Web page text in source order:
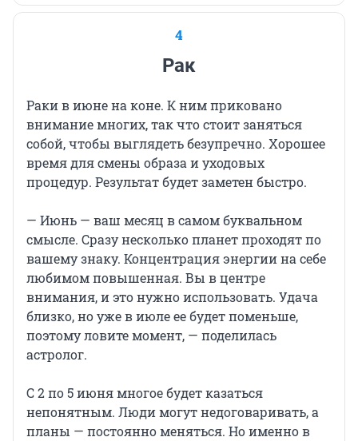
4
Рак
Раки в июне на коне. К ним приковано
внимание многих, так что стоит заняться
собой, чтобы выглядеть безупречно. Хорошее
время для смены образа и уходовых
процедур. Результат будет заметен быстро.
— Июнь — ваш месяц в самом буквальном
смысле. Сразу несколько планет проходят по
вашему знаку. Концентрация энергии на себе
любимом повышенная. Вы в центре
внимания, и это нужно использовать. Удача
близко, но уже в июле ее будет поменьше,
поэтому ловите момент, — поделилась
астролог.
С 2 по 5 июня многое будет казаться
непонятным. Люди могут недоговаривать, а
планы — постоянно меняться. Но именно в